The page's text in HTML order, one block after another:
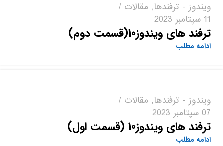
ویندوز - ترفندها, مقالات
11 سپتامبر 2023
ترفند های ویندوز10(قسمت دوم)
ادامه مطلب
ویندوز - ترفندها, مقالات
07 سپتامبر 2023
ترفند های ویندوز10 (قسمت اول)
ادامه مطلب